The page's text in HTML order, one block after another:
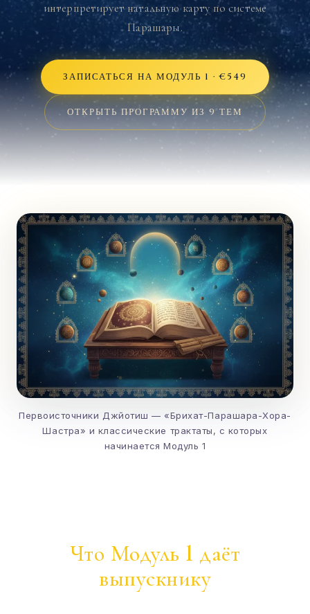
интерпретирует натальную карту по системе
Парашары.
ЗАПИСАТЬСЯ НА МОДУЛЬ 1 · €549
ОТКРЫТЬ ПРОГРАММУ ИЗ 9 ТЕМ
Первоисточники Джйотиш — «Брихат-Парашара-Хора-
Шастра» и классические трактаты, с которых
начинается Модуль 1
Что Модуль 1 даёт
выпускнику